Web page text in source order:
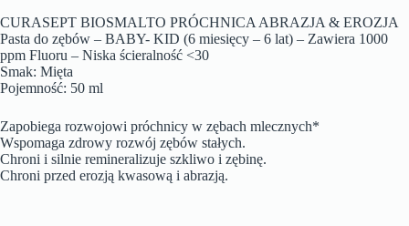
CURASEPT BIOSMALTO PRÓCHNICA ABRAZJA & EROZJA
Pasta do zębów – BABY- KID (6 miesięcy – 6 lat) – Zawiera 1000
ppm Fluoru – Niska ścieralność <30
Smak: Mięta
Pojemność: 50 ml
Zapobiega rozwojowi próchnicy w zębach mlecznych*
Wspomaga zdrowy rozwój zębów stałych.
Chroni i silnie remineralizuje szkliwo i zębinę.
Chroni przed erozją kwasową i abrazją.